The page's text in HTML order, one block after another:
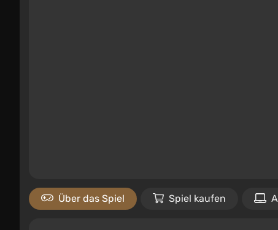
Über das Spiel Spiel kaufen